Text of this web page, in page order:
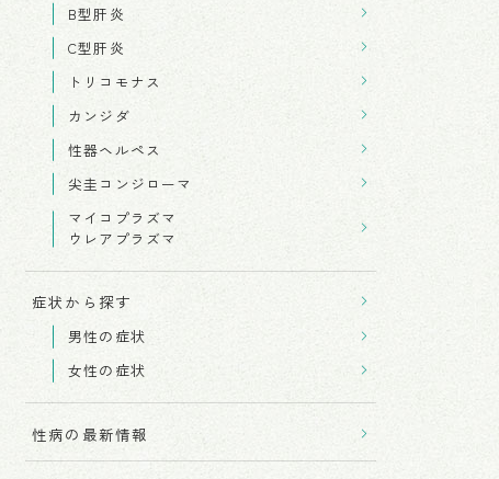
B型肝炎
C型肝炎
トリコモナス
カンジダ
性器ヘルペス
尖圭コンジローマ
マイコプラズマ
ウレアプラズマ
症状から探す
男性の症状
女性の症状
性病の最新情報